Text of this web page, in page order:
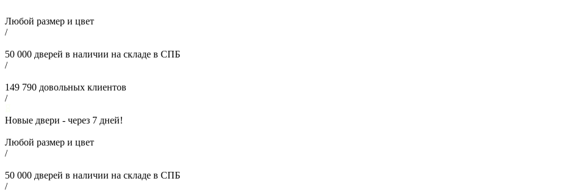
Любой размер и цвет
/
50 000 дверей в наличии на складе в СПБ
/
149 790 довольных клиентов
/
Новые двери - через 7 дней!
Любой размер и цвет
/
50 000 дверей в наличии на складе в СПБ
/